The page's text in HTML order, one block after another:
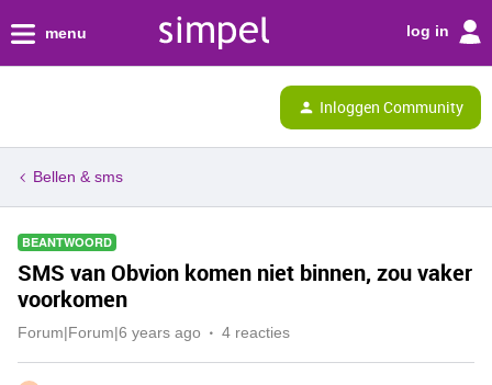
menu log in
Inloggen Community
Bellen & sms
BEANTWOORD
SMS van Obvion komen niet binnen, zou vaker
voorkomen
Forum|Forum|6 years ago 4 reacties